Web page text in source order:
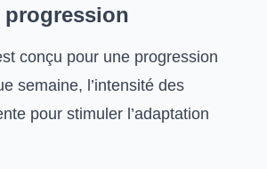
conçu pour une progression
semaine, l’intensité des
pour stimuler l’adaptation